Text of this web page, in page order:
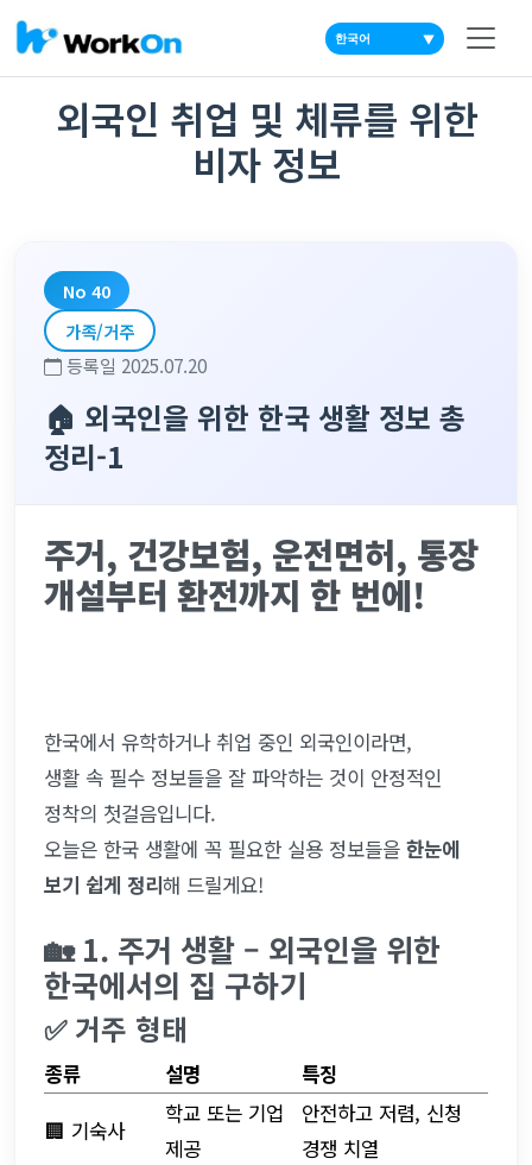
▼
외국인 취업 및 체류를 위한
비자 정보
No 40
가족/거주
등록일 2025.07.20
🏠 외국인을 위한 한국 생활 정보 총
정리-1
주거, 건강보험, 운전면허, 통장
개설부터 환전까지 한 번에!
한국에서 유학하거나 취업 중인 외국인이라면,
생활 속 필수 정보들을 잘 파악하는 것이 안정적인
정착의 첫걸음입니다.
오늘은 한국 생활에 꼭 필요한 실용 정보들을 한눈에
보기 쉽게 정리해 드릴게요!
🏡 1. 주거 생활 – 외국인을 위한
한국에서의 집 구하기
✅ 거주 형태
종류 설명
특징
🏢 기숙사
학교 또는 기업
제공
안전하고 저렴, 신청
경쟁 치열